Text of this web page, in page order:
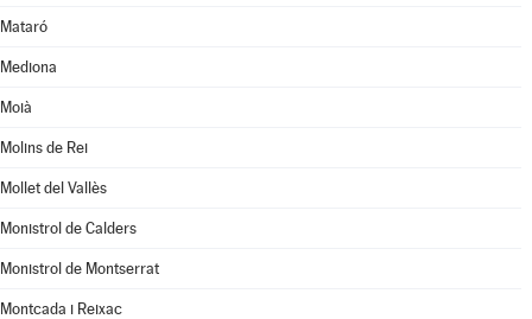
Mataró
Mediona
Moià
Molins de Rei
Mollet del Vallès
Monistrol de Calders
Monistrol de Montserrat
Montcada i Reixac